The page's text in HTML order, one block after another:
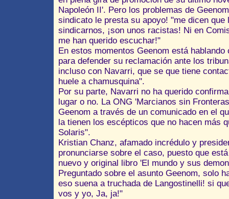
Napoleón II'. Pero los problemas de
sindicato le presta su apoyo! "me dicen que
sindicarnos, ¡son unos racistas! Ni en
me han querido escuchar!"
En estos momentos Geenom está
para defender su reclamación ante los
incluso con Navarri, que se que tiene
huele a chamusquina".
Por su parte, Navarri no ha querido
lugar o no. La ONG 'Marcianos sin
Geenom a través de un comunicado en el
la tienen los escépticos que no hacen más
Solaris".
Kristian Chanz, afamado incrédulo y
pronunciarse sobre el caso, puesto que
nuevo y original libro 'El mundo y sus
Preguntado sobre el asunto Geenom, solo
eso suena a truchada de Langostinelli! si
vos y yo, Ja, ja!"